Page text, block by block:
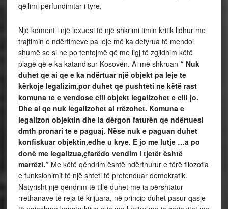
qëllimi përfundimtar i tyre.
Një koment i një lexuesi të një shkrimi timin kritik lidhur me
trajtimin e ndërtimeve pa leje më ka detyrua të mendoi
shumë se si ne po tentojmë që me ligj të zgjidhim këtë
plagë që e ka katandisur Kosovën. Ai më shkruan “ Nuk
duhet qe ai qe e ka ndërtuar një objekt pa leje te
kërkoje legalizim,por duhet qe pushteti ne këtë rast
komuna te e vendose cili objekt legalizohet e cili jo.
Dhe ai qe nuk legalizohet ai rrëzohet. Komuna e
legalizon objektin dhe ia dërgon faturën qe ndërtuesi
dmth pronari te e paguaj. Nëse nuk e paguan duhet
konfiskuar objektin,edhe u krye. E jo me lutje …a po
donë me legalizua,çfarëdo vendim i tjetër është
marrëzi.”Me këtë qëndrim është ndërthurur e tërë filozofia
e funksionimit të një shteti të pretenduar demokratik.
Natyrisht një qëndrim të tillë duhet me ia përshtatur
rrethanave të reja të krijuara, në princip duhet pasur qasje